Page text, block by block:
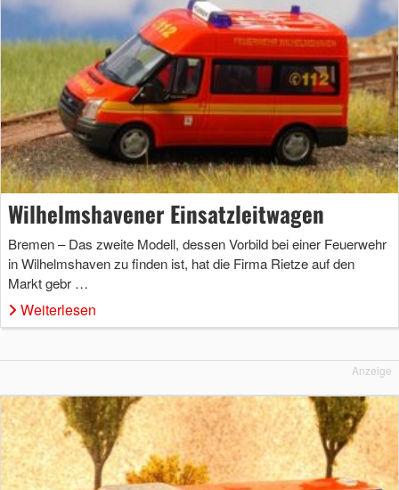
Wilhelmshavener Einsatzleitwagen
Bremen – Das zweite Modell, dessen Vorbild bei einer Feuerwehr
in Wilhelmshaven zu finden ist, hat die Firma Rietze auf den
Markt gebr …
Weiterlesen
Anzeige